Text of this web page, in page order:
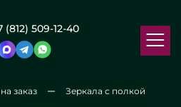
(812) 509-12-40
заказ Зеркала с полкой